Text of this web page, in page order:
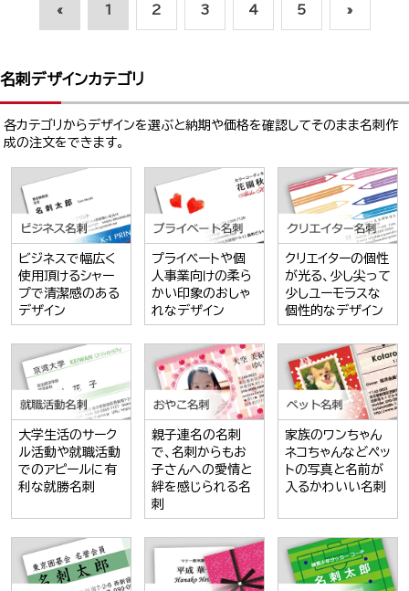
« 1 2 3 4 5 »
名刺デザインカテゴリ
各カテゴリからデザインを選ぶと納期や価格を確認してそのまま名刺作
成の注文をできます。
ビジネスで幅広く
使用頂けるシャー
プで清潔感のある
デザイン
プライベートや個
人事業向けの柔ら
かい印象のおしゃ
れなデザイン
クリエイターの個性
が光る、少し尖って
少しユーモラスな
個性的なデザイン
大学生活のサーク
ル活動や就職活動
でのアピールに有
利な就勝名刺
親子連名の名刺
で、名刺からもお
子さんへの愛情と
絆を感じられる名
刺
家族のワンちゃん
ネコちゃんなどペッ
トの写真と名前が
入るかわいい名刺